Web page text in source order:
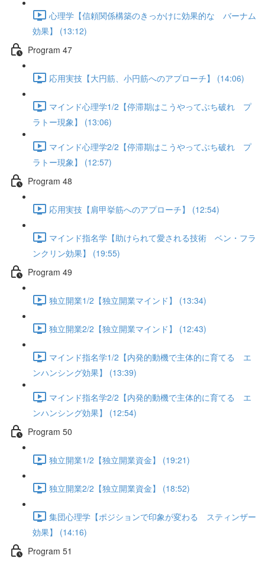
心理学【信頼関係構築のきっかけに効果的な バーナム
効果】 (13:12)
Program 47
応用実技【大円筋、小円筋へのアプローチ】 (14:06)
マインド心理学1/2【停滞期はこうやってぶち破れ プ
ラトー現象】 (13:06)
マインド心理学2/2【停滞期はこうやってぶち破れ プ
ラトー現象】 (12:57)
Program 48
応用実技【肩甲挙筋へのアプローチ】 (12:54)
マインド指名学【助けられて愛される技術 ベン・フラ
ンクリン効果】 (19:55)
Program 49
独立開業1/2【独立開業マインド】 (13:34)
独立開業2/2【独立開業マインド】 (12:43)
マインド指名学1/2【内発的動機で主体的に育てる エ
ンハンシング効果】 (13:39)
マインド指名学2/2【内発的動機で主体的に育てる エ
ンハンシング効果】 (12:54)
Program 50
独立開業1/2【独立開業資金】 (19:21)
独立開業2/2【独立開業資金】 (18:52)
集団心理学【ポジションで印象が変わる スティンザー
効果】 (14:16)
Program 51